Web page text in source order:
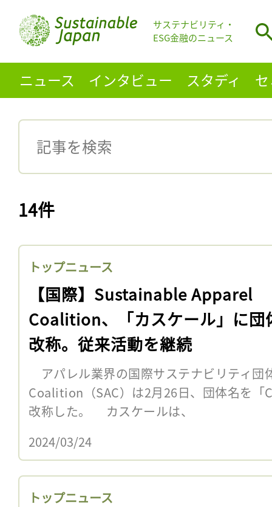
サステナビリティ・
ESG金融のニュース
ニュース インタビュー スタディ
14件
トップニュース
【国際】Sustainable Apparel
Coalition、「カスケール」に団
改称。従来活動を継続
アパレル業界の国際サステナビリティ
Coalition（SAC）は2月26日、団体名を「
改称した。 カスケールは、
2024/03/24
トップニュース